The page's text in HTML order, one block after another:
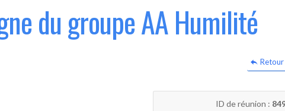
du groupe AA Humilité
Retour
ID de réunion :